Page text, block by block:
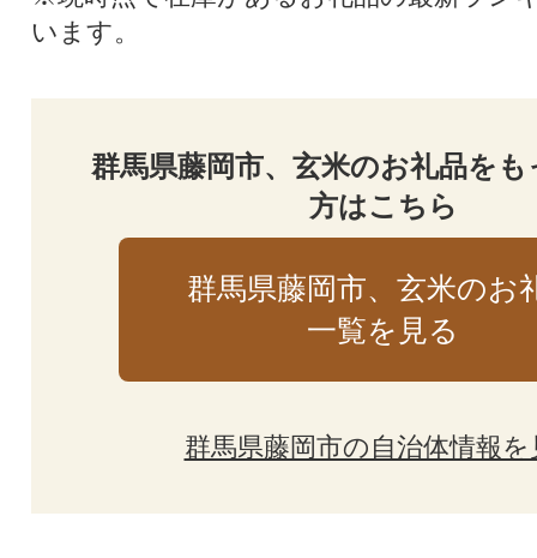
います。
群馬県藤岡市、玄米のお礼品を
方はこちら
群馬県藤岡市、玄米のお
一覧を見る
群馬県藤岡市の自治体情報を